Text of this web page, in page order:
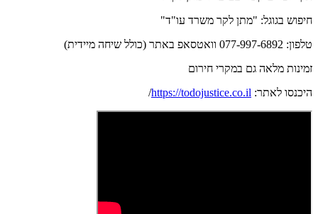
חיפוש בגוגל: "מתן לקר משרד עו"ד"
טלפון: 077-997-6892 וואטסאפ באתר (כולל שיחה מיידית)
זמינות מלאה גם במקרי חירום
היכנסו לאתר: https://todojustice.co.il
/